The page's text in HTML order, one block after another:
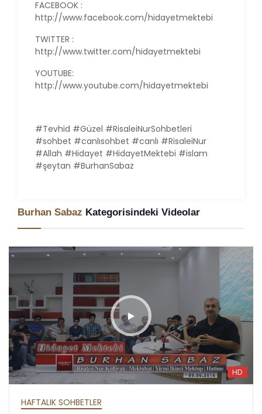
FACEBOOK :
http://www.facebook.com/hidayetmektebi
TWITTER :
http://www.twitter.com/hidayetmektebi
YOUTUBE:
http://www.youtube.com/hidayetmektebi
#Tevhid #Güzel #RisaleiNurSohbetleri
#sohbet #canlısohbet #canlı #RisaleiNur
#Allah #Hidayet #HidayetMektebi #islam
#şeytan #BurhanSabaz
Burhan Sabaz Kategorisindeki Videolar
HD
HAFTALIK SOHBETLER